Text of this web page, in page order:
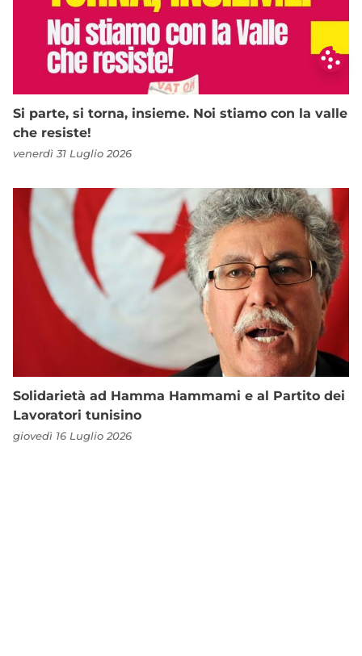
Si parte, si torna, insieme. Noi stiamo con la valle
che resiste!
venerdì 31 Luglio 2026
Solidarietà ad Hamma Hammami e al Partito dei
Lavoratori tunisino
giovedì 16 Luglio 2026